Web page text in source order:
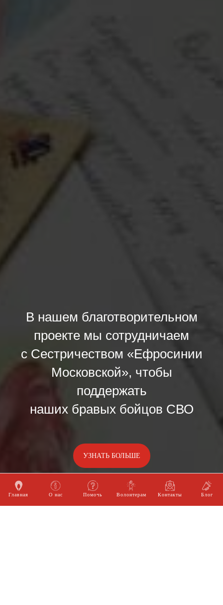
Главная О нас Помочь Волонтерам Контакты Блог
В нашем благотворительном
проекте мы сотрудничаем
с Сестричеством «Ефросинии
Московской», чтобы
поддержать
наших бравых бойцов СВО
УЗНАТЬ БОЛЬШЕ